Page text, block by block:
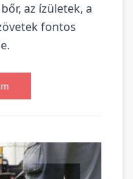
az ízületek, a
fontos